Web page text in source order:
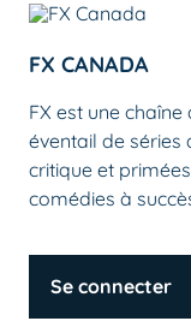
FX CANADA
FX est une
éventail de séries
critique et
comédies à
Se connecter